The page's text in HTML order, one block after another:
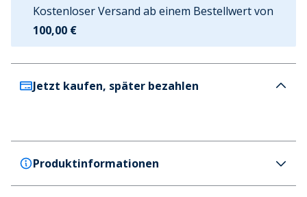
Kostenloser Versand ab einem Bestellwert von
100,00 €
Jetzt kaufen, später bezahlen
Produktinformationen